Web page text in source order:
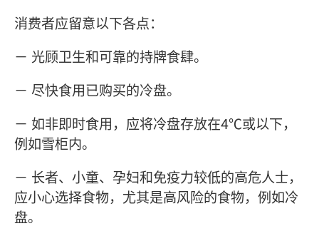
消费者应留意以下各点：
－ 光顾卫生和可靠的持牌食肆。
－ 尽快食用已购买的冷盘。
－ 如非即时食用，应将冷盘存放在4℃或以下，
例如雪柜内。
－ 长者、小童、孕妇和免疫力较低的高危人士，
应小心选择食物，尤其是高风险的食物，例如冷
盘。